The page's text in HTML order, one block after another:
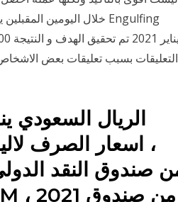
التعليقات بسبب تعليقات بعض الاشخاص